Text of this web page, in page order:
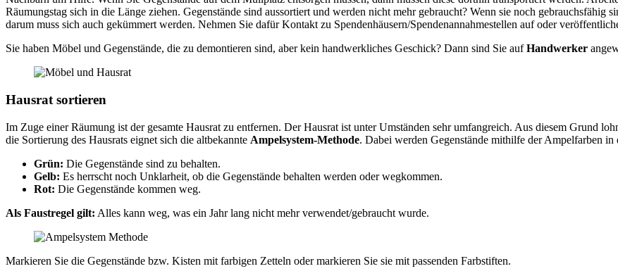
Räumungstag sich in die Länge ziehen. Gegenstände sind aussortiert und werden nicht mehr gebraucht? Wenn sie noch gebrauchsfähig
darum muss sich auch gekümmert werden. Nehmen Sie dafür Kontakt zu Spendenhäusern/Spendenannahmestellen auf oder
Sie haben Möbel und Gegenstände, die zu demontieren sind, aber kein handwerkliches Geschick? Dann sind Sie aufHandwerker
Hausrat sortieren
Im Zuge einer Räumung ist der gesamte Hausrat zu entfernen. Der Hausrat ist unter Umständen sehr umfangreich. Aus diesem Grund
die Sortierung des Hausrats eignet sich die altbekannte Ampelsystem-Methode. Dabei werden Gegenstände mithilfe der Ampelfarben
Grün: Die Gegenstände sind zu behalten.
Gelb: Es herrscht noch Unklarheit, ob die Gegenstände behalten werden oder wegkommen.
Rot: Die Gegenstände kommen weg.
Als Faustregel gilt: Alles kann weg, was ein Jahr lang nicht mehr verwendet/gebraucht wurde.
Markieren Sie die Gegenstände bzw. Kisten mit farbigen Zetteln oder markieren Sie sie mit passenden Farbstiften.